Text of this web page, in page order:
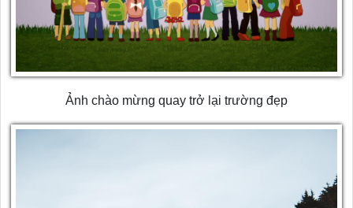
Ảnh chào mừng quay trở lại trường đẹp